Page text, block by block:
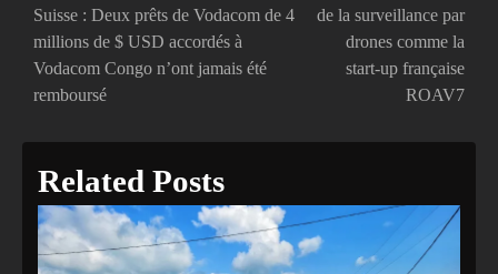
l’article
Suisse : Deux prêts de Vodacom de 4
millions de $ USD accordés à
Vodacom Congo n’ont jamais été
remboursé
de la surveillance par
drones comme la
start-up française
ROAV7
Related Posts